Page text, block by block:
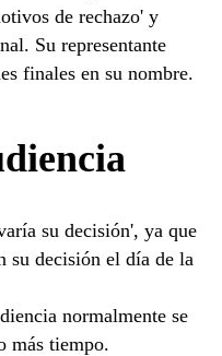
de rechazo' y
Su representante
finales en su nombre.
su decisión', ya que
su decisión el día de la
normalmente se
más tiempo.